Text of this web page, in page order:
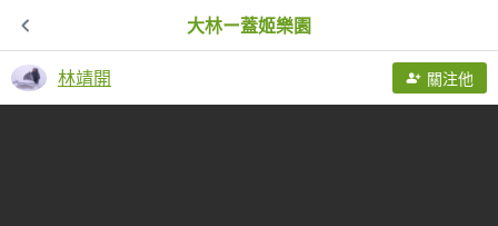
大林ー蓋姬樂園
林靖開 關注他